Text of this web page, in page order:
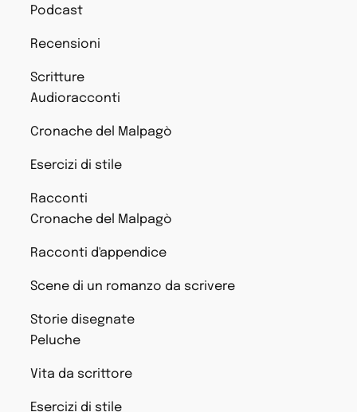
Podcast
Recensioni
Scritture
Audioracconti
Cronache del Malpagò
Esercizi di stile
Racconti
Cronache del Malpagò
Racconti d'appendice
Scene di un romanzo da scrivere
Storie disegnate
Peluche
Vita da scrittore
Esercizi di stile